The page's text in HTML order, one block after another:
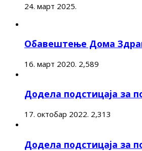
24. март 2025.
Обавештење Дома
16. март 2020. 2,589
Додела подстицаја за
17. октобар 2022. 2,313
Додела подстицаја за